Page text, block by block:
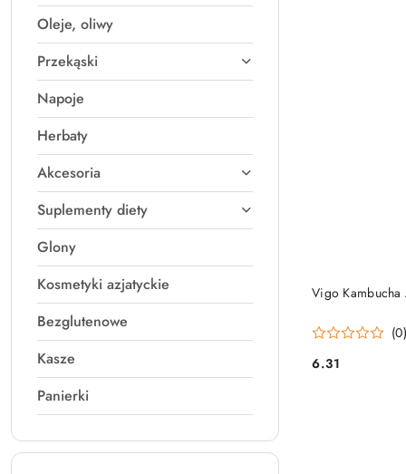
Oleje, oliwy
Przekąski
Napoje
Herbaty
Akcesoria
Suplementy diety
Glony
Kosmetyki azjatyckie
Bezglutenowe
Kasze
Panierki
Vigo
(0)
Cena:
6.31